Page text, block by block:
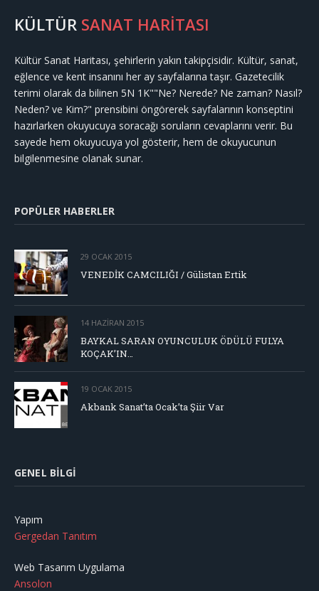
KÜLTÜR SANAT HARİTASI
Kültür Sanat Haritası, şehirlerin yakın takipçisidir. Kültür, sanat,
eğlence ve kent insanını her ay sayfalarına taşır. Gazetecilik
terimi olarak da bilinen 5N 1K""Ne? Nerede? Ne zaman? Nasıl?
Neden? ve Kim?" prensibini öngörerek sayfalarının konseptini
hazırlarken okuyucuya soracağı soruların cevaplarını verir. Bu
sayede hem okuyucuya yol gösterir, hem de okuyucunun
bilgilenmesine olanak sunar.
POPÜLER HABERLER
29 OCAK 2015
VENEDİK CAMCILIĞI / Gülistan Ertik
14 HAZIRAN 2015
BAYKAL SARAN OYUNCULUK ÖDÜLÜ FULYA
KOÇAK’IN…
19 OCAK 2015
Akbank Sanat’ta Ocak’ta Şiir Var
GENEL BILGI
Yapım
Gergedan Tanıtım
Web Tasarım Uygulama
Ansolon